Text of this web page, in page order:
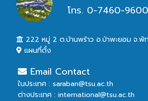
โทร. 0-7460-9600
222 หมู่ 2 ต.บ้านพร้าว อ.ป่าพะยอม จ.พั
แผนที่ตั้ง
Email Contact
ในประเทศ : saraban@tsu.ac.th
ต่างประเทศ : international@tsu.ac.th